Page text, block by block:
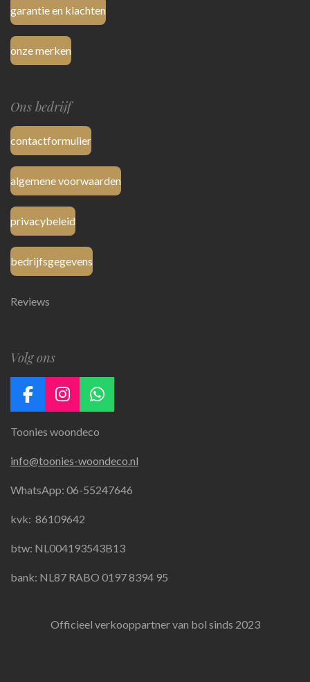
garantie en klachten
onze merken
Ons bedrijf
contactformulier
algemene voorwaarden
privacybeleid
bedrijfsgegevens
Reviews
Volg ons
F
c
b
o
k
I
s
a
g
a
W
a
s
A
Toonies woondeco
info@toonies-woondeco.nl
WhatsApp: 06-55247646
kvk: 86109642
btw: NL004193543B13
bank: NL87 RABO 0197 8394 95
Officieel verkooppartner van bol sinds 2023